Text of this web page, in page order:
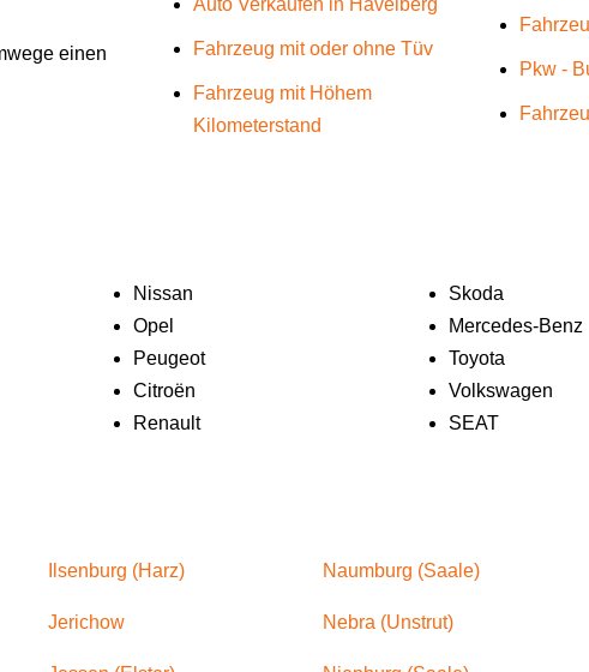
einen
Fahrzeug mit oder ohne Tüv
Fahrzeug mit Höhem
Kilometerstand
Pkw -
Nissan
Opel
Peugeot
Citroën
Renault
Skoda
Mercedes-Benz
Toyota
Volkswagen
SEAT
Ilsenburg (Harz)
Jerichow
Naumburg (Saale)
Nebra (Unstrut)